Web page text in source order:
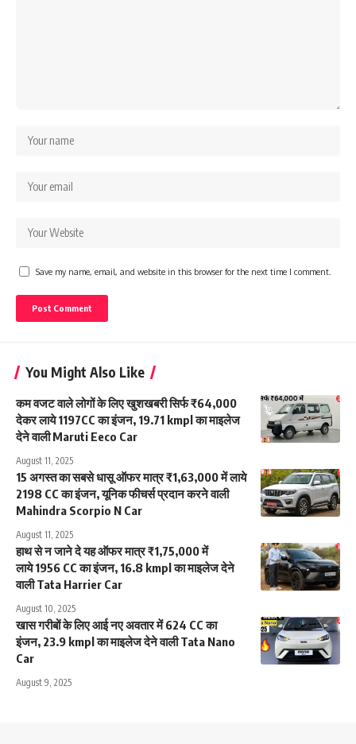
Save my name, email, and website in this browser for the next time I comment.
You Might Also Like
कम वजट वाले लोगों के लिए खुशखबरी सिर्फ ₹64,000
देकर लाये 1197CC का इंजन, 19.71 kmpl का माइलेज
देने वाली Maruti Eeco Car
August 11, 2025
15 अगस्त का सबसे धासू ऑफर मात्र ₹1,63,000 में लाये
2198 CC का इंजन, यूनिक फीचर्स प्रदान करने वाली
Mahindra Scorpio N Car
August 11, 2025
हाथ से न जाने दे यह ऑफर मात्र ₹1,75,000 में
लाये 1956 CC का इंजन, 16.8 kmpl का माइलेज देने
वाली Tata Harrier Car
August 10, 2025
खास गरीबों के लिए आई नए अवतार में 624 CC का
इंजन, 23.9 kmpl का माइलेज देने वाली Tata Nano
Car
August 9, 2025